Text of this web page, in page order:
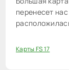
перенесет
Карты FS 17